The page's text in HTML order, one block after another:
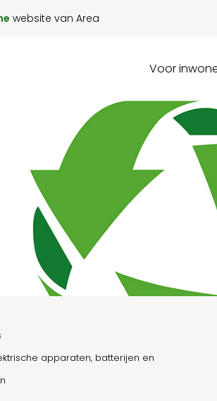
website van Area
Voor
apparaten, batterijen en